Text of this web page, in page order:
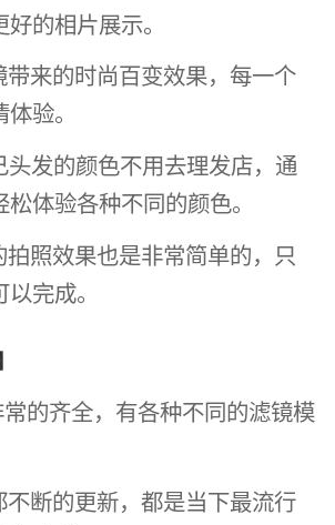
的相片展示。
来的时尚百变效果，每一个
验。
发的颜色不用去理发店，通
体验各种不同的颜色。
照效果也是非常简单的，只
完成。
的齐全，有各种不同的滤镜模
断的更新，都是当下最流行